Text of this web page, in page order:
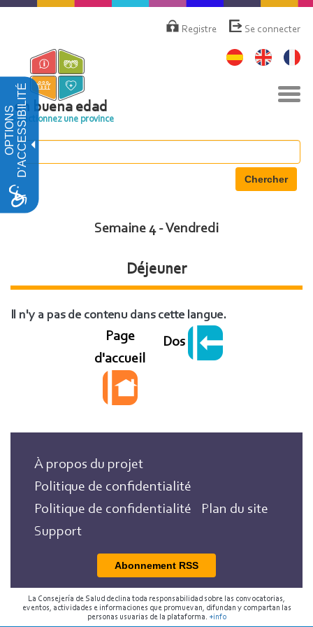
OPTIONSD'ACCESSIBILITÉ
Aller
principal
deRegistre Se connecter
la
en buena edad
Sélectionnez une province
Chercher
Semaine 4 - Vendredi
Déjeuner
Il n'y a pas de contenu dans cette langue.
Page
d'accueil
Dos
À propos du projet
Politique de confidentialité
Politique de confidentialité
Plan du site
Support
Abonnement RSS
La Consejería de Salud declina toda responsabilidad sobre las convocatorias,
eventos, actividades e informaciones que promuevan, difundan y compartan las
personas usuarias de la plataforma. +info